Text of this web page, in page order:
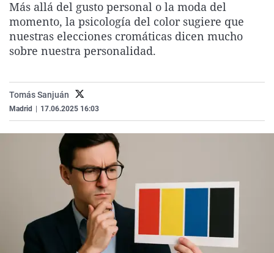
La rosa de los vientos
Gente viajera
Caso
Retornados
Extremadura
Galicia
Virales
Televisión
Más allá del gusto personal o la moda del
momento, la psicología del color sugiere que
nuestras elecciones cromáticas dicen mucho
sobre nuestra personalidad.
Tomás Sanjuán
Madrid 17.06.2025 16:03